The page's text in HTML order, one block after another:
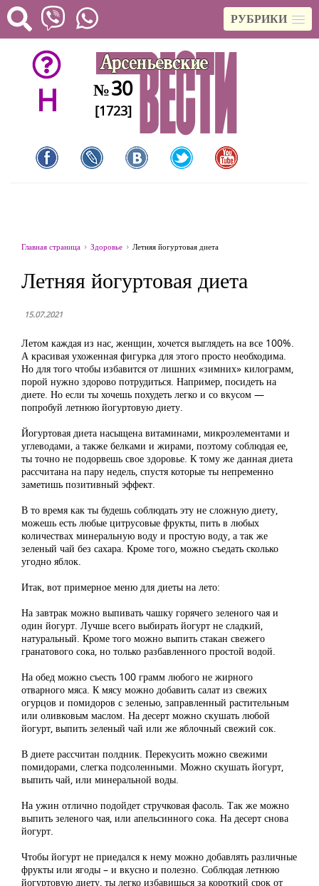
РУБРИКИ
H №30
[1723]
Главная страница Здоровье Летняя йогуртовая диета
Летняя йогуртовая диета
15.07.2021
Летом каждая из нас, женщин, хочется выглядеть на все 100%.
А красивая ухоженная фигурка для этого просто необходима.
Но для того чтобы избавится от лишних «зимних» килограмм,
порой нужно здорово потрудиться. Например, посидеть на
диете. Но если ты хочешь похудеть легко и со вкусом —
попробуй летнюю йогуртовую диету.
Йогуртовая диета насыщена витаминами, микроэлементами и
углеводами, а также белками и жирами, поэтому соблюдая ее,
ты точно не подорвешь свое здоровье. К тому же данная диета
рассчитана на пару недель, спустя которые ты непременно
заметишь позитивный эффект.
В то время как ты будешь соблюдать эту не сложную диету,
можешь есть любые цитрусовые фрукты, пить в любых
количествах минеральную воду и простую воду, а так же
зеленый чай без сахара. Кроме того, можно съедать сколько
угодно яблок.
Итак, вот примерное меню для диеты на лето:
На завтрак можно выпивать чашку горячего зеленого чая и
один йогурт. Лучше всего выбирать йогурт не сладкий,
натуральный. Кроме того можно выпить стакан свежего
гранатового сока, но только разбавленного простой водой.
На обед можно съесть 100 грамм любого не жирного
отварного мяса. К мясу можно добавить салат из свежих
огурцов и помидоров с зеленью, заправленный растительным
или оливковым маслом. На десерт можно скушать любой
йогурт, выпить зеленый чай или же яблочный свежий сок.
В диете рассчитан полдник. Перекусить можно свежими
помидорами, слегка подсоленными. Можно скушать йогурт,
выпить чай, или минеральной воды.
На ужин отлично подойдет стручковая фасоль. Так же можно
выпить зеленого чая, или апельсинного сока. На десерт снова
йогурт.
Чтобы йогурт не приедался к нему можно добавлять различные
фрукты или ягоды – и вкусно и полезно. Соблюдая летнюю
йогуртовую диету, ты легко избавишься за короткий срок от